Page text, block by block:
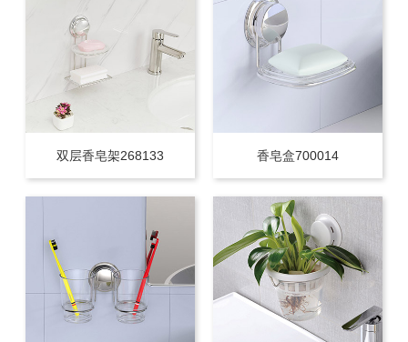
双层香皂架268133 香皂盒700014